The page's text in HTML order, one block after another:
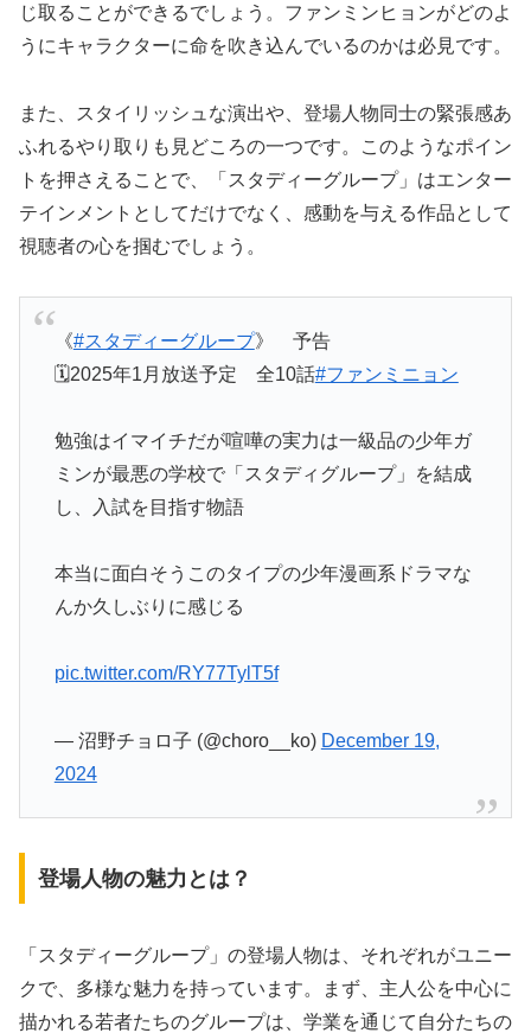
じ取ることができるでしょう。ファンミンヒョンがどのよ
うにキャラクターに命を吹き込んでいるのかは必見です。
また、スタイリッシュな演出や、登場人物同士の緊張感あ
ふれるやり取りも見どころの一つです。このようなポイン
トを押さえることで、「スタディーグループ」はエンター
テインメントとしてだけでなく、感動を与える作品として
視聴者の心を掴むでしょう。
《#スタディーグループ》 予告
🗓️2025年1月放送予定 全10話#ファンミニョン
勉強はイマイチだが喧嘩の実力は一級品の少年ガ
ミンが最悪の学校で「スタディグループ」を結成
し、入試を目指す物語
本当に面白そうこのタイプの少年漫画系ドラマな
んか久しぶりに感じる
pic.twitter.com/RY77TylT5f
— 沼野チョロ子 (@choro__ko) December 19,
2024
登場人物の魅力とは？
「スタディーグループ」の登場人物は、それぞれがユニー
クで、多様な魅力を持っています。まず、主人公を中心に
描かれる若者たちのグループは、学業を通じて自分たちの